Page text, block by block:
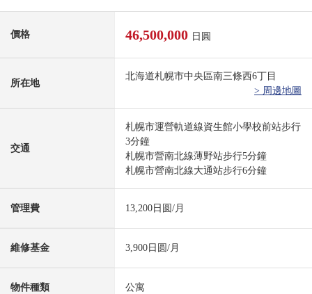
價格 46,500,000 日圓
所在地
北海道札幌市中央區南三條西6丁目
> 周邊地圖
交通
札幌市運營軌道線資生館小學校前站步行
3分鐘
札幌市營南北線薄野站步行5分鐘
札幌市營南北線大通站步行6分鐘
管理費 13,200日圆/月
維修基金 3,900日圆/月
物件種類 公寓